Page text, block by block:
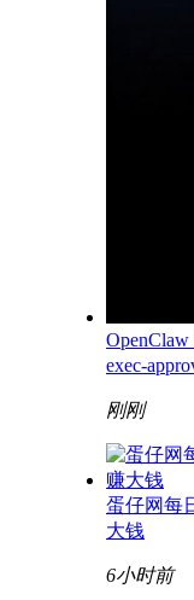
exec-
刚刚
蛋仔网每
大钱
6小时前